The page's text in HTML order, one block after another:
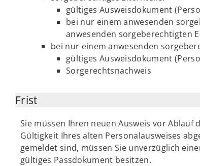
gültiges Ausweisdokument
bei nur einem anwesenden
anwesenden sorgeberechtigten
bei nur einem anwesenden
gültiges Ausweisdokument
Sorgerechtsnachweis
Frist
Sie müssen Ihren neuen Ausweis vor
Gültigkeit Ihres alten Personalausweises
gemeldet sind, müssen Sie unverzüglich
gültiges Passdokument besitzen.